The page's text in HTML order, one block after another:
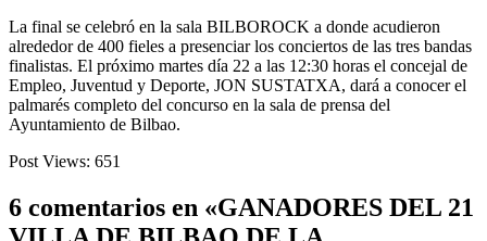
La final se celebró en la sala BILBOROCK a donde acudieron
alrededor de 400 fieles a presenciar los conciertos de las tres bandas
finalistas. El próximo martes día 22 a las 12:30 horas el concejal de
Empleo, Juventud y Deporte, JON SUSTATXA, dará a conocer el
palmarés completo del concurso en la sala de prensa del
Ayuntamiento de Bilbao.
Post Views: 651
6 comentarios en «GANADORES DEL 21